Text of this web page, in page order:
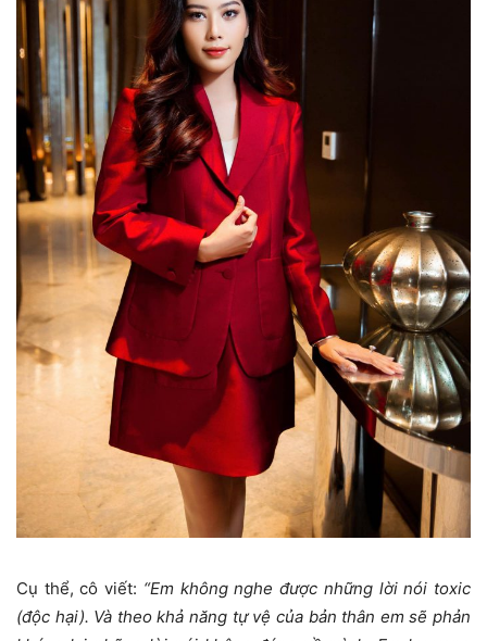
Cụ thể, cô viết: “Em không nghe được những lời nói toxic
(độc hại). Và theo khả năng tự vệ của bản thân em sẽ phản